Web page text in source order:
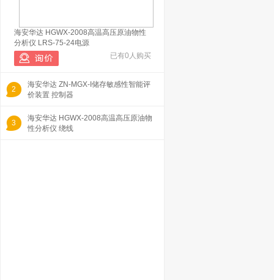
海安华达 HGWX-2008高温高压原油物性
分析仪 LRS-75-24电源
已有0人购买
2
海安华达 ZN-MGX-I储存敏感性智能评
价装置 控制器
3
海安华达 HGWX-2008高温高压原油物
性分析仪 绕线